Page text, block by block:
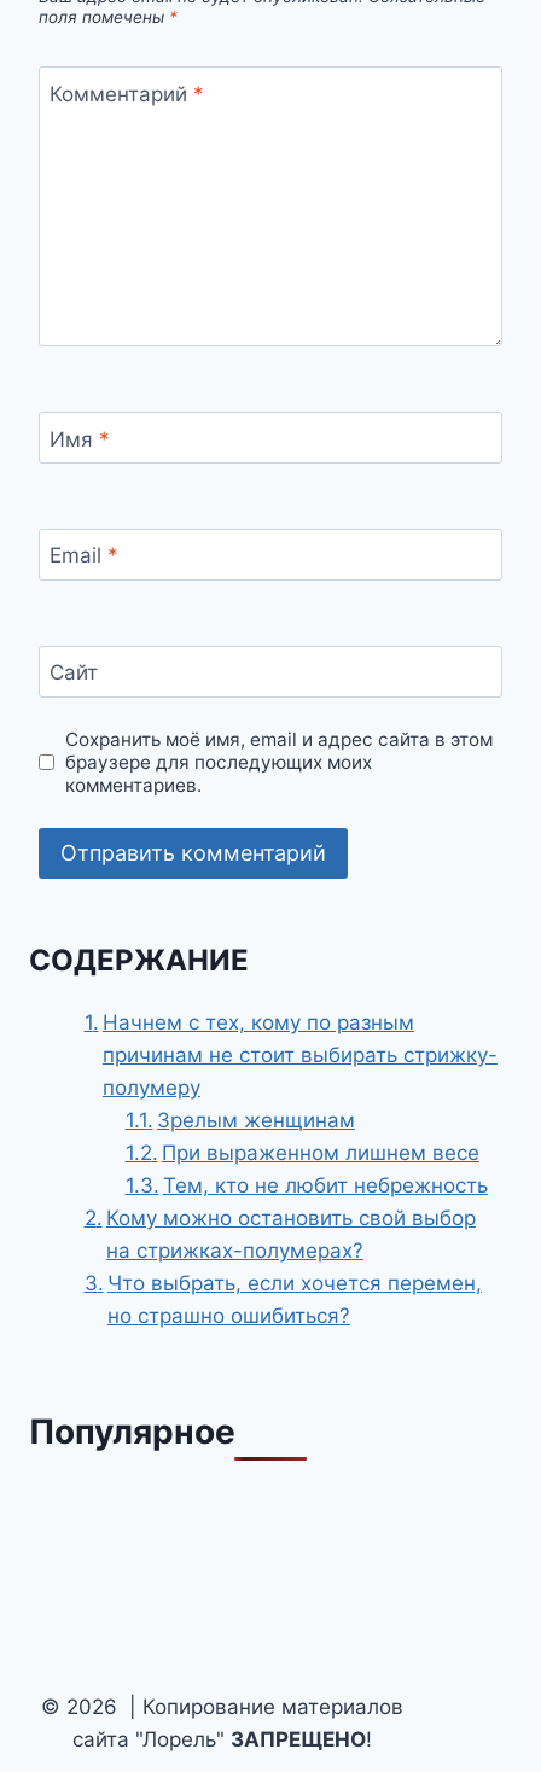
поля помечены *
Комментарий *
Имя *
Email *
Сайт
Сохранить моё имя, email и адрес сайта в этом
браузере для последующих моих
комментариев.
СОДЕРЖАНИЕ
Начнем с тех, кому по разным
причинам не стоит выбирать стрижку-
полумеру
Зрелым женщинам
При выраженном лишнем весе
Тем, кто не любит небрежность
Кому можно остановить свой выбор
на стрижках-полумерах?
Что выбрать, если хочется перемен,
но страшно ошибиться?
Популярное
© 2026 | Копирование материалов
сайта "Лорель" ЗАПРЕЩЕНО!